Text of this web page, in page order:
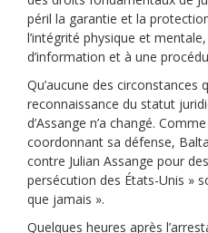
péril la garantie et la
l’intégrité physique et
d’information et à une
Qu’aucune des circonstances
reconnaissance du statut
d’Assange n’a changé.
coordonnant sa défense,
contre Julian Assange pour
persécution des États-Unis »
que jamais ».
Quelques heures après